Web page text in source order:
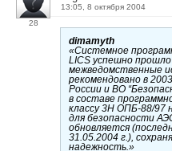
28
13:05, 8 октября 2004
dimamyth
«Системное
LICS успешно
межведомственные
рекомендовано в
России и ВО
в составе
классу 3Н ОПБ-88/97
для безопасности
обновляется
31.05.2004 г.),
надежность.»